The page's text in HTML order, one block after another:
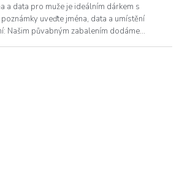
a data pro muže je ideálním dárkem s
uveďte jména, data a umístění
Našim půvabným zabalením dodáme...